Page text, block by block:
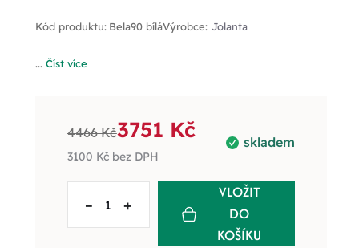
Kód produktu: Bela90 bíláVýrobce: Jolanta
... Číst více
skladem
4466 Kč3751 Kč
3100 Kčbez DPH
– +
VLOŽIT
DO
KOŠÍKU